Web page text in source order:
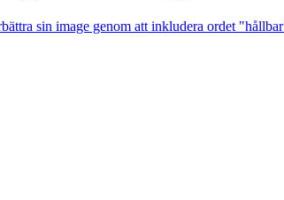
sin image genom att inkludera ordet